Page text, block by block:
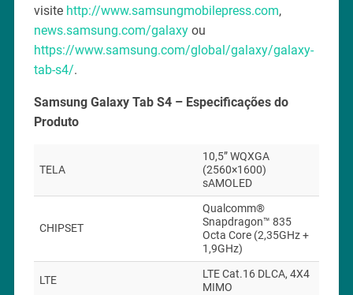
visite http://www.samsungmobilepress.com,
news.samsung.com/galaxyou
https://www.samsung.com/global/galaxy/galaxy-
tab-s4/.
Samsung Galaxy Tab S4 – Especificações do
Produto
TELA
10,5” WQXGA
(2560×1600)
sAMOLED
CHIPSET
Qualcomm®
Snapdragon™ 835
Octa Core (2,35GHz +
1,9GHz)
LTE
LTE Cat.16 DLCA, 4X4
MIMO